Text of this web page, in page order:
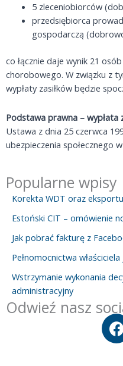
5 zleceniobiorców
przedsiębiorca
gospodarczą
co łącznie daje wynik 21
chorobowego. W związku z
wypłaty zasiłków będzie
Podstawa prawna – wypłata
Ustawa z dnia 25 czerwca
ubezpieczenia społecznego
Popularne wpisy
Korekta WDT oraz
Estoński CIT – omówienie
Jak pobrać fakturę z
Pełnomocnictwa właściciela
Wstrzymanie wykonania
administracyjny
Odwieź nasz
F